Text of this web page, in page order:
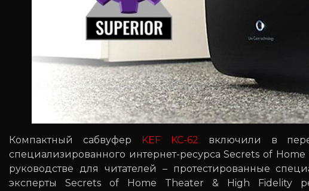
Компактный сабвуфер KEF KC-62 включили в
специализированного интернет-ресурса Secrets of
руководстве для читателей – протестированные
эксперты Secrets of Home Theater & High Fidelity